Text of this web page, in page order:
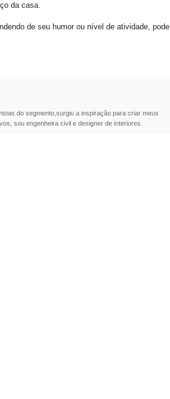
da casa.
de seu humor ou nível de atividade, pode
do segmento,surgiu a inspiração para criar meus
sou engenheira civil e designer de interiores.